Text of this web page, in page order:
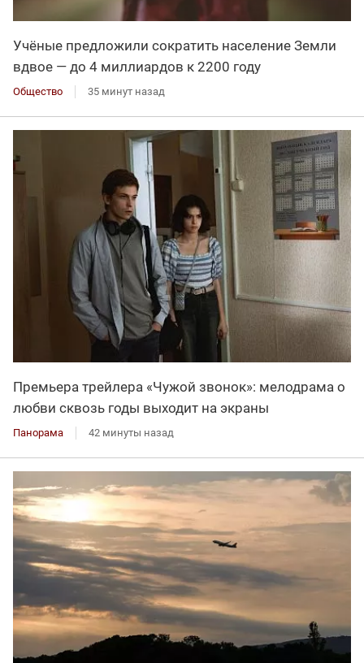
Учёные предложили сократить население Земли
вдвое — до 4 миллиардов к 2200 году
Общество 35 минут назад
Премьера трейлера «Чужой звонок»: мелодрама о
любви сквозь годы выходит на экраны
Панорама 42 минуты назад